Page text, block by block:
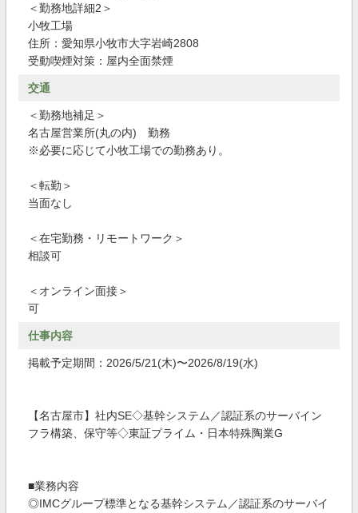
＜勤務地詳細2＞
小牧工場
住所：愛知県小牧市大字岩崎2808
受動喫煙対策：屋内全面禁煙
交通
＜勤務地補足＞
名古屋営業所(丸の内) 勤務
※必要に応じて小牧工場での勤務あり。
＜転勤＞
当面なし
＜在宅勤務・リモートワーク＞
相談可
＜オンライン面接＞
可
仕事内容
掲載予定期間：2026/5/21(木)〜2026/8/19(水)
【名古屋市】社内SE◇基幹システム／認証系のサーバイン
フラ構築、保守等◇東証プライム・日本特殊陶業G
■業務内容
◎IMCグループ標準となる基幹システム／認証系のサーバイ